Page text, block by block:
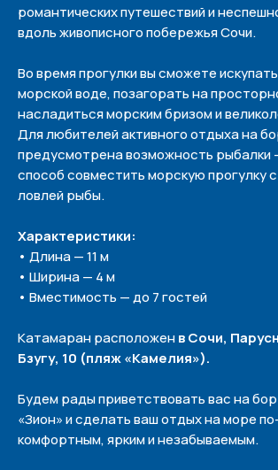
романтических путешествий и
вдоль живописного побережья Сочи.
Во время прогулки вы сможете
морской воде, позагорать на
насладиться морским бризом и
Для любителей активного отдыха на
предусмотрена возможность рыбалки
способ совместить морскую прогулку
ловлей рыбы.
Характеристики:
• Длина — 11 м
• Ширина — 4 м
• Вместимость — до 7 гостей
Катамаран расположенв Сочи,
Бзугу, 10 (пляж «Камелия»).
Будем рады приветствовать вас на
«Зион» и сделать ваш отдых на море
комфортным, ярким и незабываемым.